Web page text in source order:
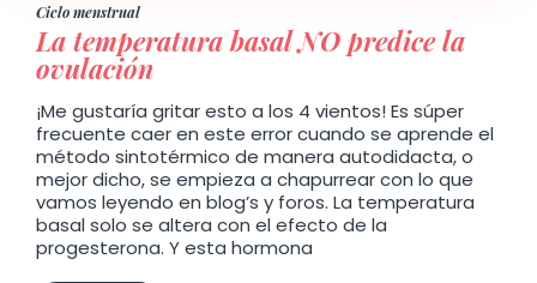
Ciclo menstrual
La temperatura basal NO predice la
ovulación
¡Me gustaría gritar esto a los 4 vientos! Es súper
frecuente caer en este error cuando se aprende el
método sintotérmico de manera autodidacta, o
mejor dicho, se empieza a chapurrear con lo que
vamos leyendo en blog’s y foros. La temperatura
basal solo se altera con el efecto de la
progesterona. Y esta hormona